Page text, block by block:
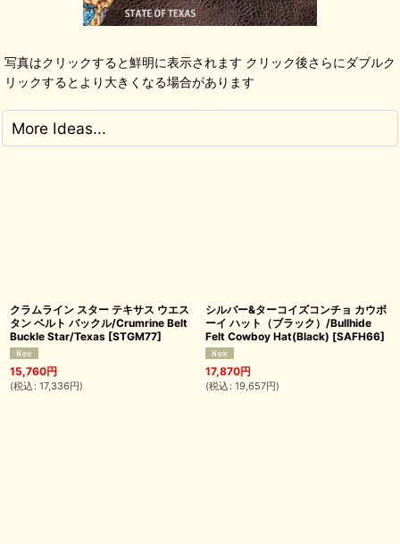
写真はクリックすると鮮明に表示されます クリック後さらにダブルク
リックするとより大きくなる場合があります
More Ideas...
クラムライン スター テキサス ウエス
タン ベルト バックル/Crumrine Belt
Buckle Star/Texas [STGM77]
15,760円
(税込 : 17,336円)
シルバー&ターコイズコンチョ カウボ
ーイ ハット（ブラック）/Bullhide
Felt Cowboy Hat(Black) [SAFH66]
17,870円
(税込 : 19,657円)